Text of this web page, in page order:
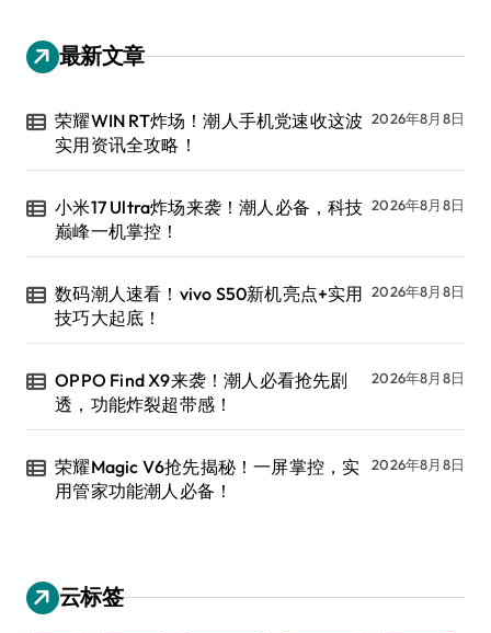
最新文章
荣耀WIN RT炸场！潮人手机党速收这波
实用资讯全攻略！
2026年8月8日
小米17 Ultra炸场来袭！潮人必备，科技
巅峰一机掌控！
2026年8月8日
数码潮人速看！vivo S50新机亮点+实用
技巧大起底！
2026年8月8日
OPPO Find X9来袭！潮人必看抢先剧
透，功能炸裂超带感！
2026年8月8日
荣耀Magic V6抢先揭秘！一屏掌控，实
用管家功能潮人必备！
2026年8月8日
云标签